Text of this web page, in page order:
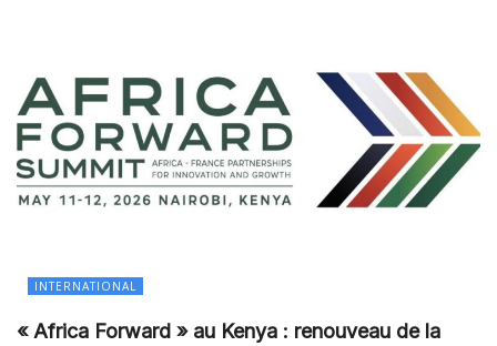
INTERNATIONAL
« Africa Forward » au Kenya : renouveau de la